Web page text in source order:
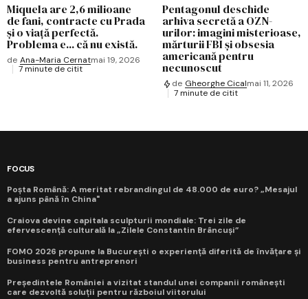
Miquela are 2,6 milioane
de fani, contracte cu Prada
și o viață perfectă.
Problema e... că nu există.
de Ana-Maria Cernatmai 19, 2026
7 minute de citit
Pentagonul deschide
arhiva secretă a OZN-
urilor: imagini misterioase,
mărturii FBI și obsesia
americană pentru
necunoscut
de Gheorghe Cicalmai 11, 2026
7 minute de citit
FOCUS
Poșta Română: A meritat rebrandingul de 48.000 de euro? „Mesajul
a ajuns până în China"
Craiova devine capitala sculpturii mondiale: Trei zile de
efervescență culturală la „Zilele Constantin Brâncuși”
FOMO 2026 propune la București o experiență diferită de învățare și
business pentru antreprenori
Președintele României a vizitat standul unei companii românești
care dezvoltă soluții pentru războiul viitorului